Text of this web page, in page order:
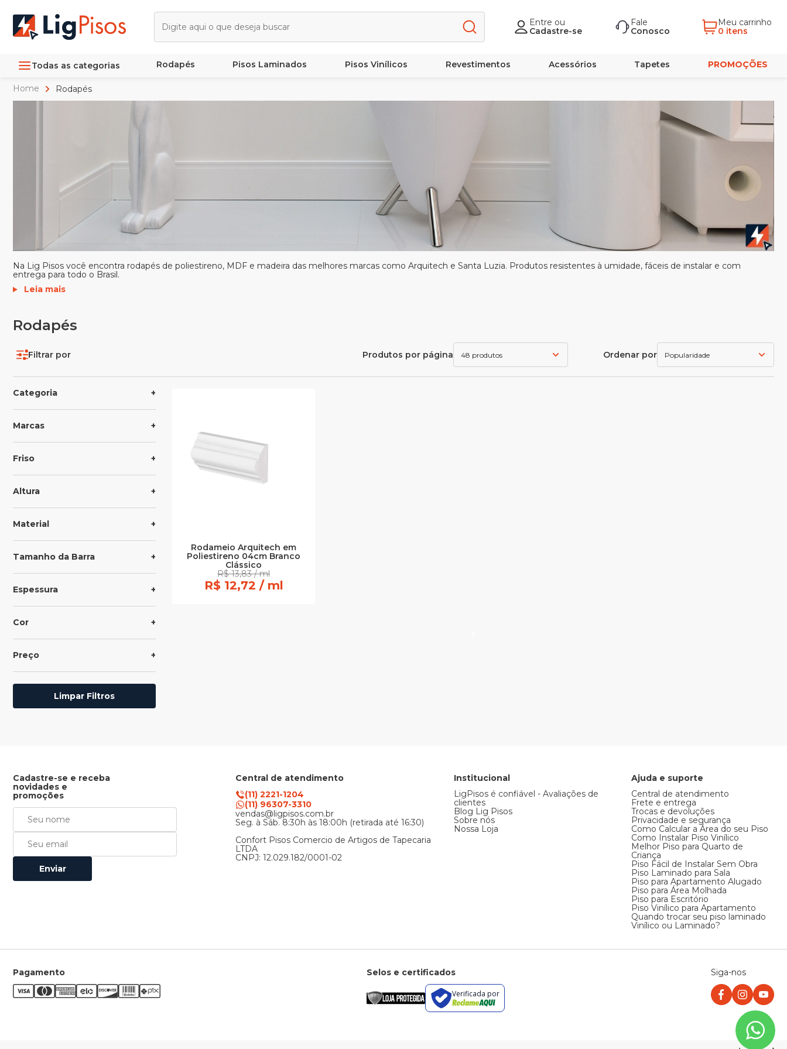
Entre ou
Cadastre-se
Fale
Conosco
Meu carrinho
0 itens
Todas as categorias Rodapés Pisos Laminados Pisos Vinílicos Revestimentos Acessórios Tapetes PROMOÇÕES
Home Rodapés
Na Lig Pisos você encontra rodapés de poliestireno, MDF e madeira das melhores marcas como Arquitech e Santa Luzia. Produtos resistentes à umidade, fáceis de instalar e com
entrega para todo o Brasil.
Leia mais
Rodapés
Filtrar por Produtos por página 48 produtos Ordenar por Popularidade
Categoria
Marcas
Friso
Altura
Material
Tamanho da Barra
Espessura
Cor
Preço
Limpar Filtros
Rodameio Arquitech em
Poliestireno 04cm Branco
Clássico
R$ 13,83 / ml
R$ 12,72 / ml
Cadastre-se e receba
novidades e
promoções
Enviar
Central de atendimento
(11) 2221-1204
(11) 96307-3310
vendas@ligpisos.com.br
Seg. à Sáb. 8:30h às 18:00h (retirada até 16:30)
Confort Pisos Comercio de Artigos de Tapecaria
LTDA
CNPJ: 12.029.182/0001-02
Institucional
LigPisos é confiável - Avaliações de
clientes
Blog Lig Pisos
Sobre nós
Nossa Loja
Ajuda e suporte
Central de atendimento
Frete e entrega
Trocas e devoluções
Privacidade e segurança
Como Calcular a Área do seu Piso
Como Instalar Piso Vinílico
Melhor Piso para Quarto de
Criança
Piso Fácil de Instalar Sem Obra
Piso Laminado para Sala
Piso para Apartamento Alugado
Piso para Área Molhada
Piso para Escritório
Piso Vinílico para Apartamento
Quando trocar seu piso laminado
Vinílico ou Laminado?
Pagamento Selos e certificados
Verificada por
Siga-nos